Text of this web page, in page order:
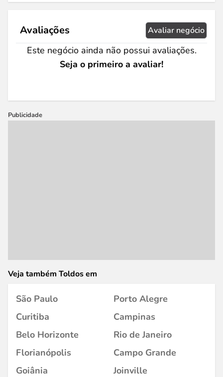
Avaliações Avaliar negócio
Este negócio ainda não possui avaliações.
Seja o primeiro a avaliar!
Publicidade
Veja também Toldos em
São Paulo
Porto Alegre
Curitiba
Campinas
Belo Horizonte
Rio de Janeiro
Florianópolis
Campo Grande
Goiânia
Joinville